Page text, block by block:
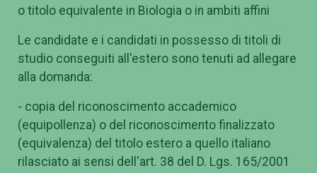
o titolo equivalente in Biologia o in ambiti affini
Le candidate e i candidati in possesso di titoli di
studio conseguiti all'estero sono tenuti ad allegare
alla domanda:
- copia del riconoscimento accademico
(equipollenza) o del riconoscimento finalizzato
(equivalenza) del titolo estero a quello italiano
rilasciato ai sensi dell'art. 38 del D. Lgs. 165/2001